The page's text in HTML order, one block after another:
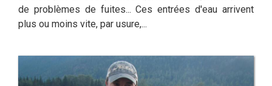
de problèmes de fuites... Ces entrées d'eau arrivent
plus ou moins vite, par usure,...